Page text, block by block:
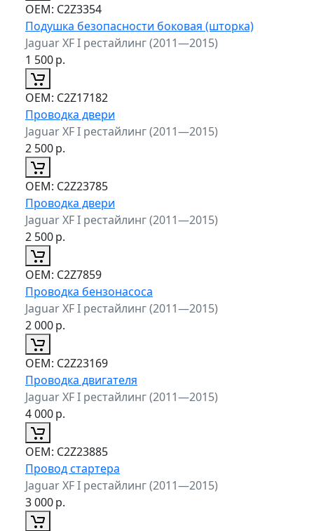
ОЕМ: C2Z3354
Подушка безопасности боковая (шторка)
Jaguar XF I рестайлинг (2011—2015)
1 500р.
ОЕМ: C2Z17182
Проводка двери
Jaguar XF I рестайлинг (2011—2015)
2 500р.
ОЕМ: C2Z23785
Проводка двери
Jaguar XF I рестайлинг (2011—2015)
2 500р.
ОЕМ: C2Z7859
Проводка бензонасоса
Jaguar XF I рестайлинг (2011—2015)
2 000р.
ОЕМ: C2Z23169
Проводка двигателя
Jaguar XF I рестайлинг (2011—2015)
4 000р.
ОЕМ: C2Z23885
Провод стартера
Jaguar XF I рестайлинг (2011—2015)
3 000р.